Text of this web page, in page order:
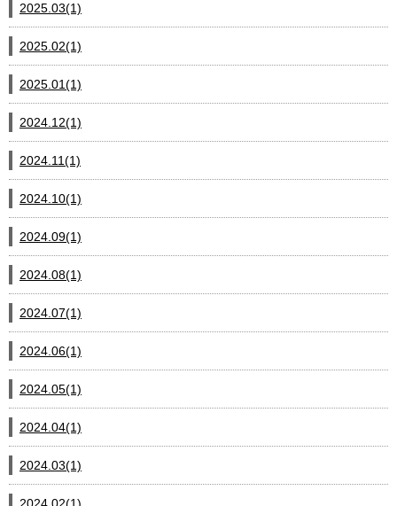
2025.03(1)
2025.02(1)
2025.01(1)
2024.12(1)
2024.11(1)
2024.10(1)
2024.09(1)
2024.08(1)
2024.07(1)
2024.06(1)
2024.05(1)
2024.04(1)
2024.03(1)